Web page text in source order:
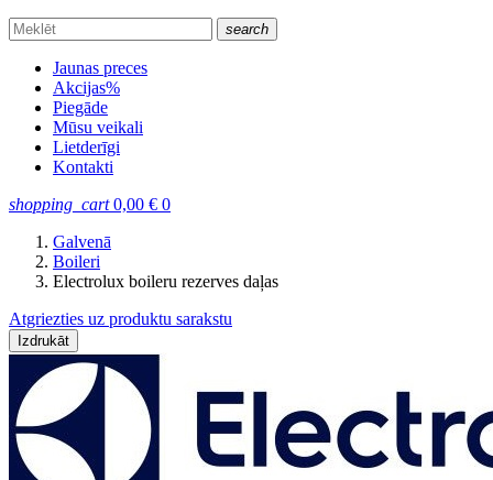
search
Jaunas preces
Akcijas%
Piegāde
Mūsu veikali
Lietderīgi
Kontakti
shopping_cart 0,00 € 0
Galvenā
Boileri
Electrolux boileru rezerves daļas
Atgriezties uz produktu sarakstu
Izdrukāt